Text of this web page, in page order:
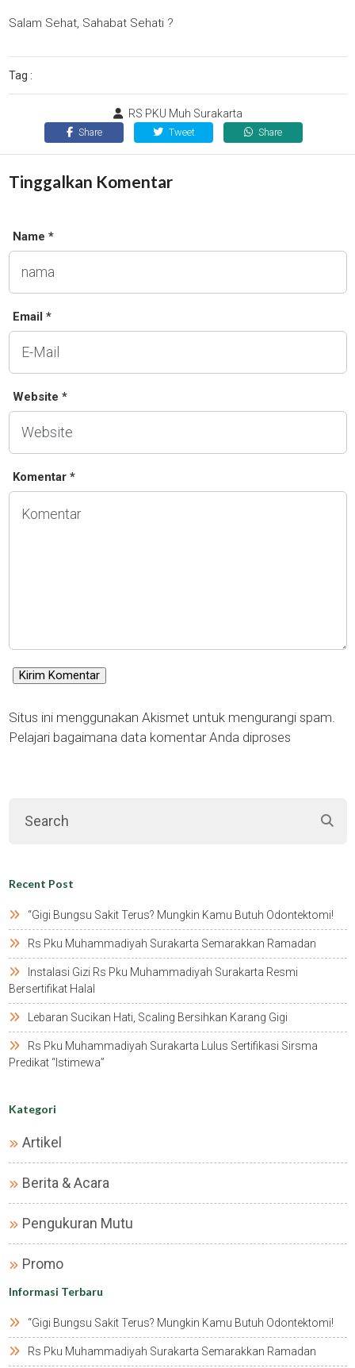
Salam Sehat, Sahabat Sehati ?
Tag :
RS PKU Muh Surakarta
Share Tweet Share
Tinggalkan Komentar
Name *
Email *
Website *
Komentar *
Situs ini menggunakan Akismet untuk mengurangi spam.
Pelajari bagaimana data komentar Anda diproses
Recent Post
“gigi Bungsu Sakit Terus? Mungkin Kamu Butuh Odontektomi!
Rs Pku Muhammadiyah Surakarta Semarakkan Ramadan
Instalasi Gizi Rs Pku Muhammadiyah Surakarta Resmi
Bersertifikat Halal
Lebaran Sucikan Hati, Scaling Bersihkan Karang Gigi
Rs Pku Muhammadiyah Surakarta Lulus Sertifikasi Sirsma
Predikat “istimewa”
Kategori
Artikel
Berita & Acara
Pengukuran Mutu
Promo
Informasi Terbaru
“gigi Bungsu Sakit Terus? Mungkin Kamu Butuh Odontektomi!
Rs Pku Muhammadiyah Surakarta Semarakkan Ramadan